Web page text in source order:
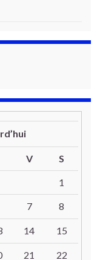
V S
1
7 8
14 15
21 22